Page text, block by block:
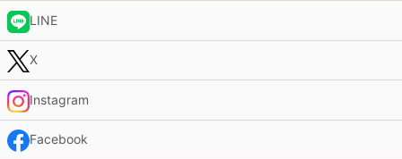
LINE
X
Instagram
Facebook